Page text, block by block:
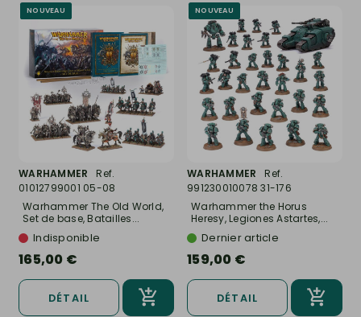
NOUVEAU
WARHAMMER
Ref.
01012799001 05-08
Warhammer The Old World,
Set de base, Batailles...
Indisponible
165,00 €
DÉTAIL
NOUVEAU
WARHAMMER
Ref.
991230010078 31-176
Warhammer the Horus
Heresy, Legiones Astartes,...
Dernier article
159,00 €
DÉTAIL